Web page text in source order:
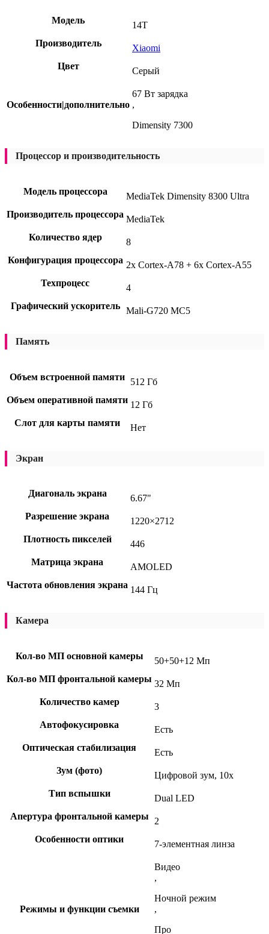
Модель
14T
Производитель
Xiaomi
Цвет
Серый
Особенности|дополнительно
67 Вт зарядка
,
Dimensity 7300
Процессор и производительность
Модель процессора
MediaTek Dimensity 8300 Ultra
Производитель процессора MediaTek
Количество ядер
8
Конфигурация процессора 2x Cortex-A78 + 6x Cortex-A55
Техпроцесс
4
Графический ускоритель
Mali-G720 MC5
Память
Объем встроенной памяти 512 Гб
Объем оперативной памяти 12 Гб
Слот для карты памяти
Нет
Экран
Диагональ экрана
6.67"
Разрешение экрана
1220×2712
Плотность пикселей
446
Матрица экрана
AMOLED
Частота обновления экрана 144 Гц
Камера
Кол-во МП основной камеры
50+50+12 Мп
Кол-во МП фронтальной камеры 32 Мп
Количество камер
3
Автофокусировка
Есть
Оптическая стабилизация
Есть
Зум (фото)
Цифровой зум, 10x
Тип вспышки
Dual LED
Апертура фронтальной камеры
2
Особенности оптики
7-элементная линза
Режимы и функции съемки
Видео
,
Ночной режим
,
Про